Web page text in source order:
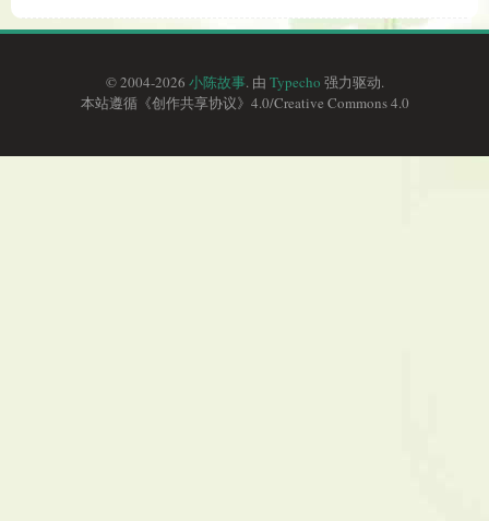
© 2004-2026 小陈故事. 由 Typecho 强力驱动.
本站遵循《创作共享协议》4.0/Creative Commons 4.0